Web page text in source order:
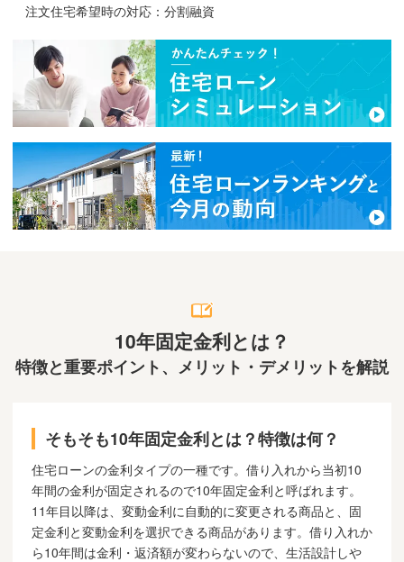
注文住宅希望時の対応：分割融資
10年固定金利とは？
特徴と重要ポイント、 メリット・デメリットを解説
そもそも10年固定金利とは？特徴は何？
住宅ローンの金利タイプの一種です。借り入れから当初10
年間の金利が固定されるので10年固定金利と呼ばれます。
11年目以降は、変動金利に自動的に変更される商品と、固
定金利と変動金利を選択できる商品があります。借り入れか
ら10年間は金利・返済額が変わらないので、生活設計しや